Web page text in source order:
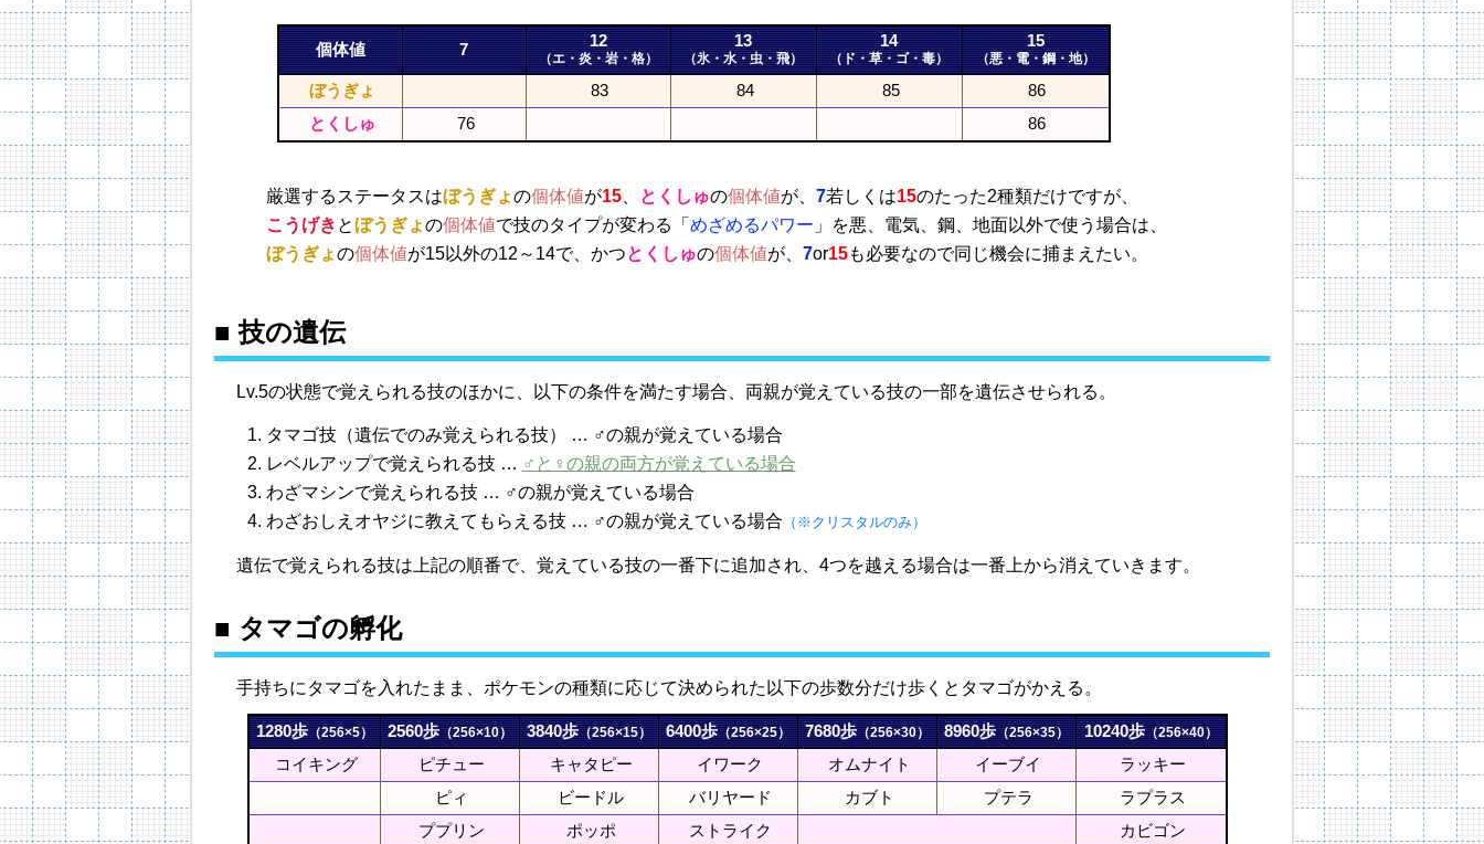
個体値 7 12
（エ・炎・岩・格）
13
（氷・水・虫・飛）
14
（ド・草・ゴ・毒）
15
（悪・電・鋼・地）
ぼうぎょ 83 84 85
86
とくしゅ
76 86
厳選するステータスはぼうぎょの個体値が15、 とくしゅの個体値が、 7若しくは15のたった2種類だけですが、
こうげき とぼうぎょの個体値で技のタイプが変わる「 めざめるパワー 」を悪、電気、鋼、地面以外で使う場合は、
ぼうぎょの個体値が15以外の12～14で、かつとくしゅの個体値が、 7or15も必要なので同じ機会に捕まえたい。
■ 技の遺伝
Lv.5の状態で覚えられる技のほかに、以下の条件を満たす場合、両親が覚えている技の一部を遺伝させられる。
タマゴ技（遺伝でのみ覚えられる技） … ♂の親が覚えている場合
レベルアップで覚えられる技 … ♂と♀の親の両方が覚えている場合
わざマシンで覚えられる技 … ♂の親が覚えている場合
わざおしえオヤジに教えてもらえる技 … ♂の親が覚えている場合 （※クリスタルのみ）
遺伝で覚えられる技は上記の順番で、覚えている技の一番下に追加され、4つを越える場合は一番上から消えていきます。
■ タマゴの孵化
手持ちにタマゴを入れたまま、ポケモンの種類に応じて決められた以下の歩数分だけ歩くとタマゴがかえる。
1280歩（256×5） 2560歩（256×10） 3840歩（256×15） 6400歩（256×25） 7680歩（256×30） 8960歩（256×35） 10240歩（256×40）
コイキング ピチュー キャタピー イワーク オムナイト イーブイ
ラッキー
ピィ
ビードル バリヤード カブト プテラ
ラプラス
ププリン
ポッポ ストライク
カビゴン